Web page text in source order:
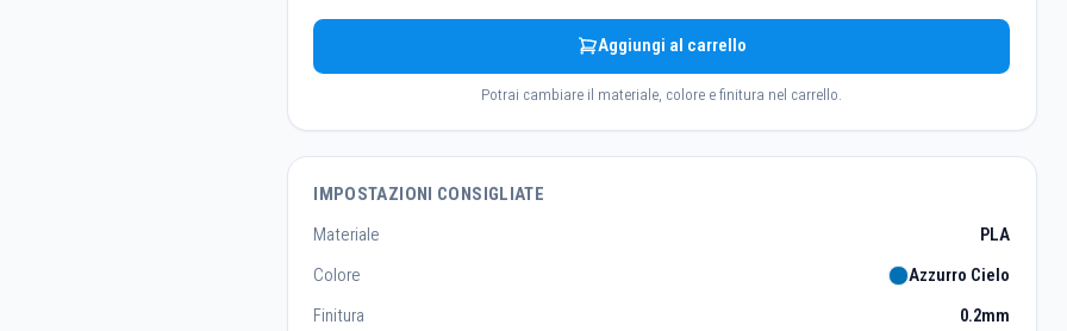
Aggiungi al carrello
Potrai cambiare il materiale, colore e finitura nel carrello.
IMPOSTAZIONI CONSIGLIATE
Materiale
PLA
Colore
Azzurro Cielo
Finitura
0.2mm